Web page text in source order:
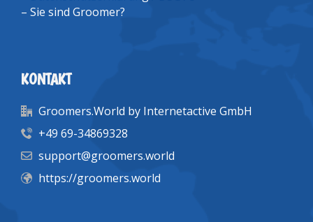
– Sie sind Groomer?
KONTAKT
Groomers.World by Internetactive GmbH
+49 69-34869328
support@groomers.world
https://groomers.world